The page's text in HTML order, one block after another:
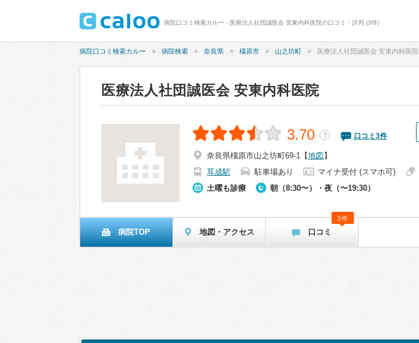
病院口コミ検索カルー - 医療法人社団誠医会 安東内科医院の口コミ・評判 (3件)
病院口コミ検索カルー 病院検索 奈良県 橿原市 山之坊町 医療法人社団誠医会 安東内科医院
医療法人社団誠医会 安東内科医院
3.70 ？ 口コミ 3件
奈良県橿原市山之坊町69-1 【地図 】
耳成駅
駐車場あり マイナ受付 (スマホ可)
土曜も診療
朝（8:30〜）・夜（〜19:30）
病院TOP 地図・アクセス 口コミ
3件